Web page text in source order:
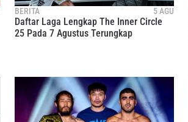
BERITA 5 AGU
Daftar Laga Lengkap The Inner Circle
25 Pada 7 Agustus Terungkap